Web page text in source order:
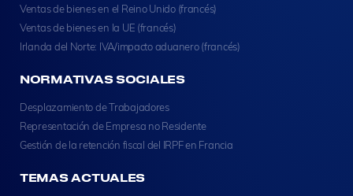
Ventas de bienes en el Reino Unido (francés)
Ventas de bienes en la UE (francés)
Irlanda del Norte: IVA/impacto aduanero (francés)
NORMATIVAS SOCIALES
Desplazamiento de Trabajadores
Representación de Empresa no Residente
Gestión de la retención fiscal del IRPF en Francia
TEMAS ACTUALES